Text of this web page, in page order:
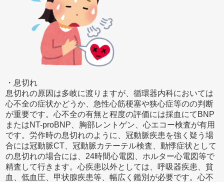
・息切れ
息切れの原因は多岐に渡りますが、循環器内科においては
心不全の症状かどうか、急性心筋梗塞や狭心症等のの判断
が重要です。心不全の有無と程度の評価には採血にてBNP
またはNT-proBNP、胸部レントゲン、心エコー検査が有用
です。労作時の息切れのように、冠動脈疾患を強く疑う場
合には冠動脈CT、冠動脈カテーテル検査、動悸症状として
の息切れの場合には、24時間心電図、ホルター心電図等で
精査して行きます。心疾患以外としては、呼吸器疾患、貧
血、低血圧、甲状腺疾患等、幅広く鑑別が必要です。心不